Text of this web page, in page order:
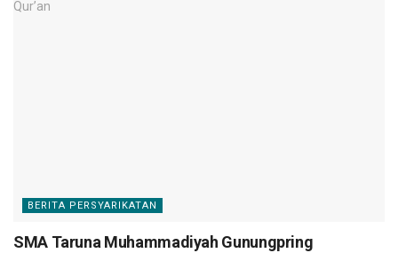
BERITA PERSYARIKATAN
SMA Taruna Muhammadiyah Gunungpring